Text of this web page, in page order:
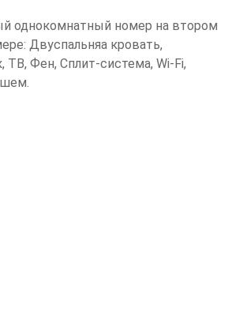
однокомнатный номер на втором
Двуспальняа кровать,
ТВ, Фен, Сплит-система, Wi-Fi,